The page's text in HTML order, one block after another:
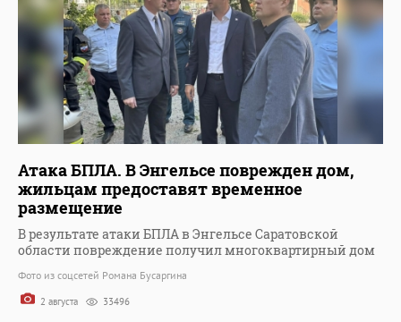
Атака БПЛА. В Энгельсе поврежден дом,
жильцам предоставят временное
размещение
В результате атаки БПЛА в Энгельсе Саратовской
области повреждение получил многоквартирный дом
Фото из соцсетей Романа Бусаргина
2 августа 33496